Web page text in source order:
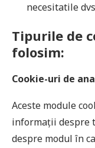
necesitatile
Tipurile de
folosim:
Cookie-uri de
Aceste module
informații despre
despre modul în